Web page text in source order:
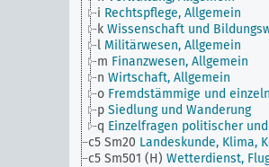
i Rechtspflege, Allgemein
k Wissenschaft und
l Militärwesen, Allgemein
m Finanzwesen, Allgemein
n Wirtschaft, Allgemein
o Fremdstämmige und
p Siedlung und Wanderung
q Einzelfragen politischer
c5 Sm20 Landeskunde, Klima,
c5 Sm501 (H) Wetterdienst,